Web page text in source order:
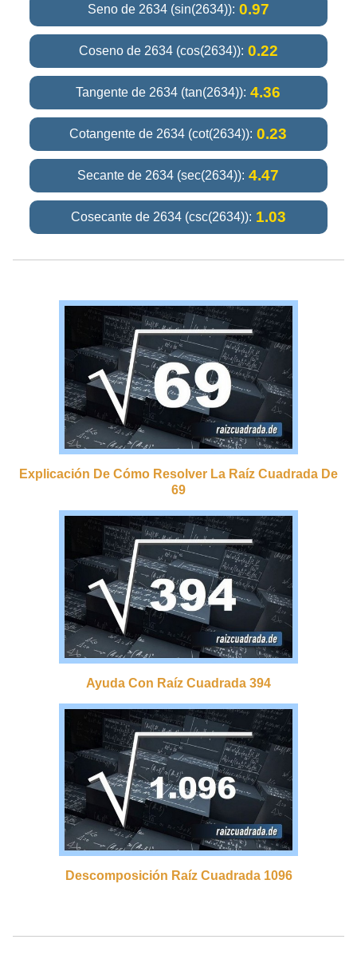
Seno de 2634 (sin(2634)): 0.97
Coseno de 2634 (cos(2634)): 0.22
Tangente de 2634 (tan(2634)): 4.36
Cotangente de 2634 (cot(2634)): 0.23
Secante de 2634 (sec(2634)): 4.47
Cosecante de 2634 (csc(2634)): 1.03
Explicación De Cómo Resolver La Raíz Cuadrada De
69
Ayuda Con Raíz Cuadrada 394
Descomposición Raíz Cuadrada 1096